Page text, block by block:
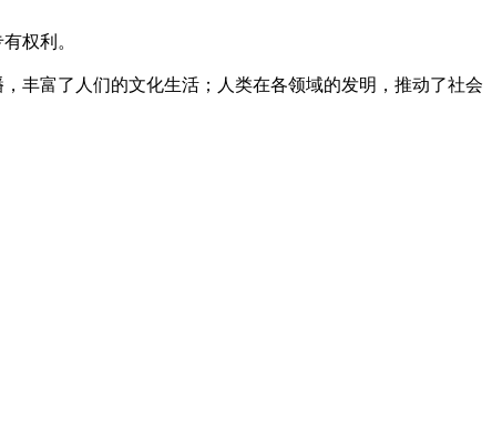
权利。
丰富了人们的文化生活；人类在各领域的发明，推动了社会